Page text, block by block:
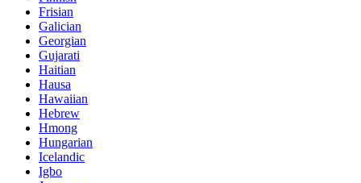
Frisian
Galician
Georgian
Gujarati
Haitian
Hausa
Hawaiian
Hebrew
Hmong
Hungarian
Icelandic
Igbo